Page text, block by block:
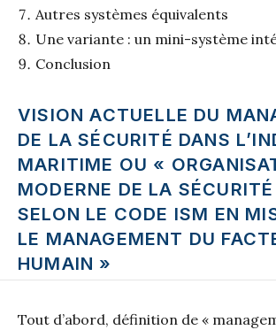
Autres systèmes équivalents
Une variante : un mini-système
Conclusion
VISION ACTUELLE DU
DE LA SÉCURITÉ DANS
MARITIME OU «
MODERNE DE LA
SELON LE CODE ISM EN
LE MANAGEMENT DU
HUMAIN »
Tout d’abord, définition de «